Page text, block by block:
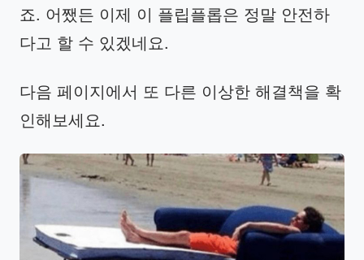
죠. 어쨌든 이제 이 플립플롭은 정말 안전하
다고 할 수 있겠네요.
다음 페이지에서 또 다른 이상한 해결책을 확
인해보세요.